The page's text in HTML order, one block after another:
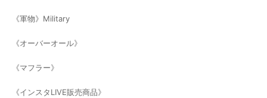
《軍物》Military
《オーバーオール》
《マフラー》
《インスタLIVE販売商品》